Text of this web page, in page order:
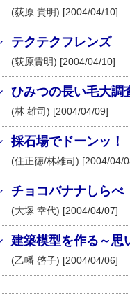
(荻原 貴明) [2004/04/10]
テクテクフレンズ
(荻原貴明) [2004/04/10]
ひみつの長い毛大調
(林 雄司) [2004/04/09]
採石場でドーンッ！
(住正徳/林雄司) [2004/04/
チョコバナナしらべ
(大塚 幸代) [2004/04/07]
建築模型を作る～思
(乙幡 啓子) [2004/04/06]